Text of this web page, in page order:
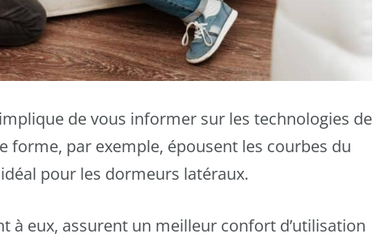
de vous informer sur les technologies de
forme, par exemple, épousent les courbes du
pour les dormeurs latéraux.
à eux, assurent un meilleur confort d’utilisation